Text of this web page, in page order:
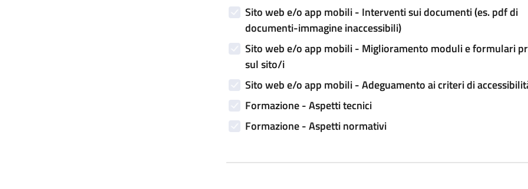
Sito web e/o app mobili - Interventi sui documenti (es. pdf di
documenti-immagine inaccessibili)
Sito web e/o app mobili - Miglioramento moduli e formulari
sul sito/i
Sito web e/o app mobili - Adeguamento ai criteri di
Formazione - Aspetti tecnici
Formazione - Aspetti normativi